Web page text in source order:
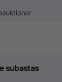
subastas